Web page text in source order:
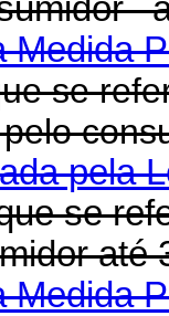
se
pela
se
até